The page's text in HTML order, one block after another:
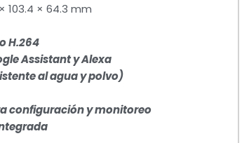
103.4 × 64.3 mm
H.264
Assistant y Alexa
al agua y polvo)
configuración y monitoreo